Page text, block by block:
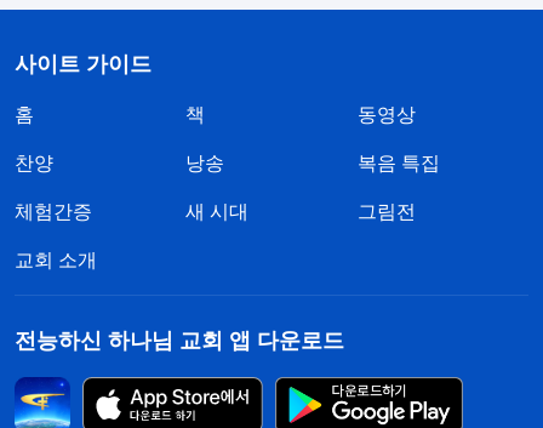
사이트 가이드
홈 책 동영상
찬양 낭송 복음 특집
체험간증 새 시대 그림전
교회 소개
전능하신 하나님 교회 앱 다운로드